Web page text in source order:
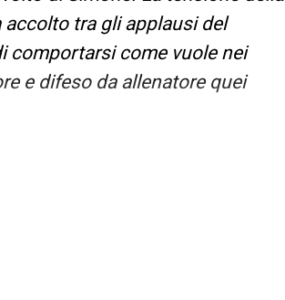
accolto tra gli applausi del
comportarsi come vuole nei
e difeso da allenatore quei